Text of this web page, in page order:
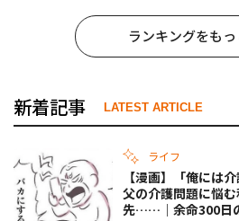
ランキングをも
新着記事 LATEST ARTICLE
ライフ
【漫画】「俺には
父の介護問題に悩
先……｜余命300日